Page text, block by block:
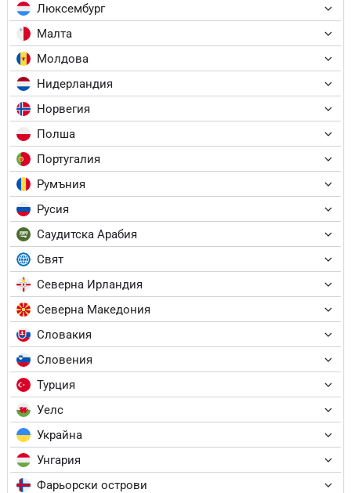
Люксембург
Малта
Молдова
Нидерландия
Норвегия
Полша
Португалия
Румъния
Русия
Саудитска Арабия
Свят
Северна Ирландия
Северна Македония
Словакия
Словения
Турция
Уелс
Украйна
Унгария
Фарьорски острови